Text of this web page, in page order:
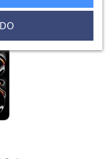
favorite_border